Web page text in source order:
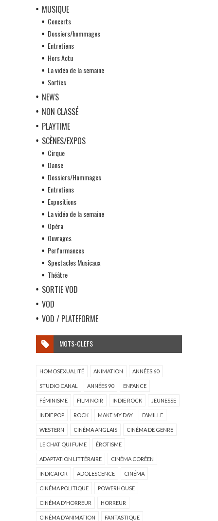
MUSIQUE
Concerts
Dossiers/hommages
Entretiens
Hors Actu
La vidéo de la semaine
Sorties
NEWS
NON CLASSÉ
PLAYTIME
SCÈNES/EXPOS
Cirque
Danse
Dossiers/Hommages
Entretiens
Expositions
La vidéo de la semaine
Opéra
Ouvrages
Performances
Spectacles Musicaux
Théâtre
SORTIE VOD
VOD
VOD / PLATEFORME
MOTS-CLEFS
HOMOSEXUALITÉ ANIMATION ANNÉES 60
STUDIO CANAL ANNÉES 90 ENFANCE
FÉMINISME FILM NOIR INDIE ROCK JEUNESSE
INDIE POP ROCK MAKE MY DAY FAMILLE
WESTERN CINÉMA ANGLAIS CINÉMA DE GENRE
LE CHAT QUI FUME ÉROTISME
ADAPTATION LITTÉRAIRE CINÉMA CORÉEN
INDICATOR ADOLESCENCE CINÉMA
CINÉMA POLITIQUE POWERHOUSE
CINÉMA D'HORREUR HORREUR
CINÉMA D'ANIMATION FANTASTIQUE